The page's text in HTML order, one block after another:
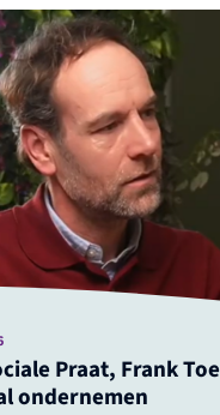
Praat, Frank
ondernemen